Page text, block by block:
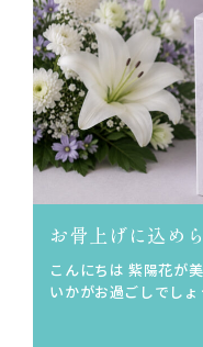
お骨上げに込め
こんにちは 紫陽花が
いかがお過ごしでし